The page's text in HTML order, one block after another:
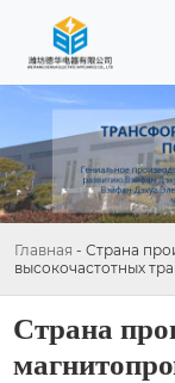
Главная - Страна
высокочастотных
Страна